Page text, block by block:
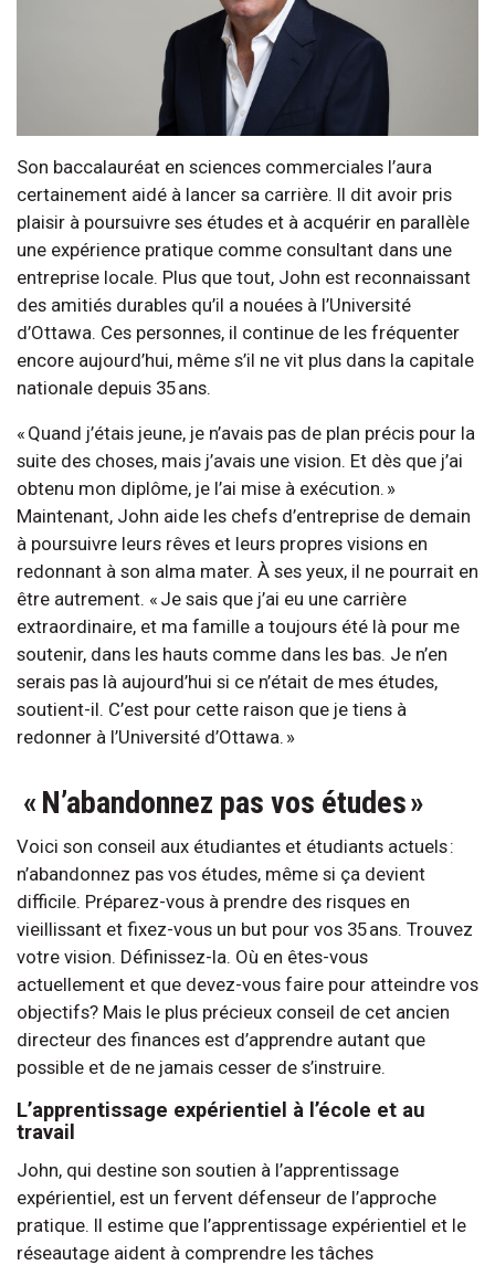
Son baccalauréat en sciences commerciales l’aura
certainement aidé à lancer sa carrière. Il dit avoir pris
plaisir à poursuivre ses études et à acquérir en parallèle
une expérience pratique comme consultant dans une
entreprise locale. Plus que tout, John est reconnaissant
des amitiés durables qu’il a nouées à l’Université
d’Ottawa. Ces personnes, il continue de les fréquenter
encore aujourd’hui, même s’il ne vit plus dans la capitale
nationale depuis 35 ans.
« Quand j’étais jeune, je n’avais pas de plan précis pour la
suite des choses, mais j’avais une vision. Et dès que j’ai
obtenu mon diplôme, je l’ai mise à exécution. »
Maintenant, John aide les chefs d’entreprise de demain
à poursuivre leurs rêves et leurs propres visions en
redonnant à son alma mater. À ses yeux, il ne pourrait en
être autrement. « Je sais que j’ai eu une carrière
extraordinaire, et ma famille a toujours été là pour me
soutenir, dans les hauts comme dans les bas. Je n’en
serais pas là aujourd’hui si ce n’était de mes études,
soutient-il. C’est pour cette raison que je tiens à
redonner à l’Université d’Ottawa. »
« N’abandonnez pas vos études »
Voici son conseil aux étudiantes et étudiants actuels :
n’abandonnez pas vos études, même si ça devient
difficile. Préparez-vous à prendre des risques en
vieillissant et fixez-vous un but pour vos 35 ans. Trouvez
votre vision. Définissez-la. Où en êtes-vous
actuellement et que devez-vous faire pour atteindre vos
objectifs? Mais le plus précieux conseil de cet ancien
directeur des finances est d’apprendre autant que
possible et de ne jamais cesser de s’instruire.
L’apprentissage expérientiel à l’école et au
travail
John, qui destine son soutien à l’apprentissage
expérientiel, est un fervent défenseur de l’approche
pratique. Il estime que l’apprentissage expérientiel et le
réseautage aident à comprendre les tâches